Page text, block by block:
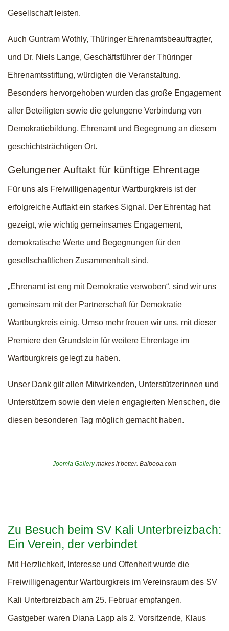
Gesellschaft leisten.
Auch Guntram Wothly, Thüringer Ehrenamtsbeauftragter,
und Dr. Niels Lange, Geschäftsführer der Thüringer
Ehrenamtsstiftung, würdigten die Veranstaltung.
Besonders hervorgehoben wurden das große Engagement
aller Beteiligten sowie die gelungene Verbindung von
Demokratiebildung, Ehrenamt und Begegnung an diesem
geschichtsträchtigen Ort.
Gelungener Auftakt für künftige Ehrentage
Für uns als Freiwilligenagentur Wartburgkreis ist der
erfolgreiche Auftakt ein starkes Signal. Der Ehrentag hat
gezeigt, wie wichtig gemeinsames Engagement,
demokratische Werte und Begegnungen für den
gesellschaftlichen Zusammenhalt sind.
„Ehrenamt ist eng mit Demokratie verwoben“, sind wir uns
gemeinsam mit der Partnerschaft für Demokratie
Wartburgkreis einig. Umso mehr freuen wir uns, mit dieser
Premiere den Grundstein für weitere Ehrentage im
Wartburgkreis gelegt zu haben.
Unser Dank gilt allen Mitwirkenden, Unterstützerinnen und
Unterstützern sowie den vielen engagierten Menschen, die
diesen besonderen Tag möglich gemacht haben.
Joomla Gallerymakes it better. Balbooa.com
Zu Besuch beim SV Kali Unterbreizbach:
Ein Verein, der verbindet
Mit Herzlichkeit, Interesse und Offenheit wurde die
Freiwilligenagentur Wartburgkreis im Vereinsraum des SV
Kali Unterbreizbach am 25. Februar empfangen.
Gastgeber waren Diana Lapp als 2. Vorsitzende, Klaus